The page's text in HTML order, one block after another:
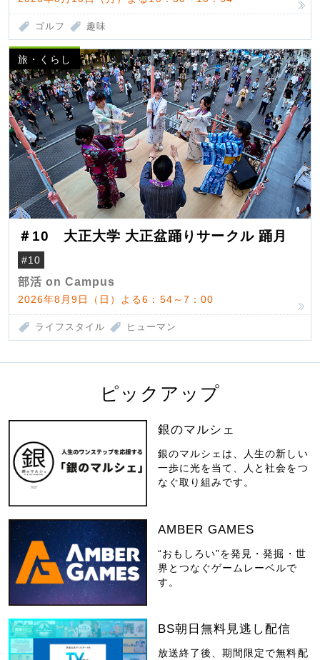
ゴルフ 趣味
旅・くらし
＃10 大正大学 大正盆踊りサークル 踊月
#10
部活 on Campus
2026年8月9日（日）よる6：54～7：00
ライフスタイル ヒューマン
ピックアップ
銀のマルシェ
銀のマルシェは、人生の新しい
一歩に光を当て、人と社会をつ
なぐ取り組みです。
AMBER GAMES
“おもしろい”を発見・発掘・世
界とつなぐゲームレーベルで
す。
BS朝日無料見逃し配信
放送終了後、期間限定で無料配